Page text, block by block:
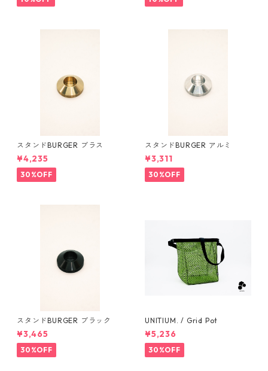
スタンドBURGER ブラス
¥4,235
30%OFF
スタンドBURGER アルミ
¥3,311
30%OFF
スタンドBURGER ブラック
¥3,465
30%OFF
UNITIUM. / Grid Pot
¥5,236
30%OFF